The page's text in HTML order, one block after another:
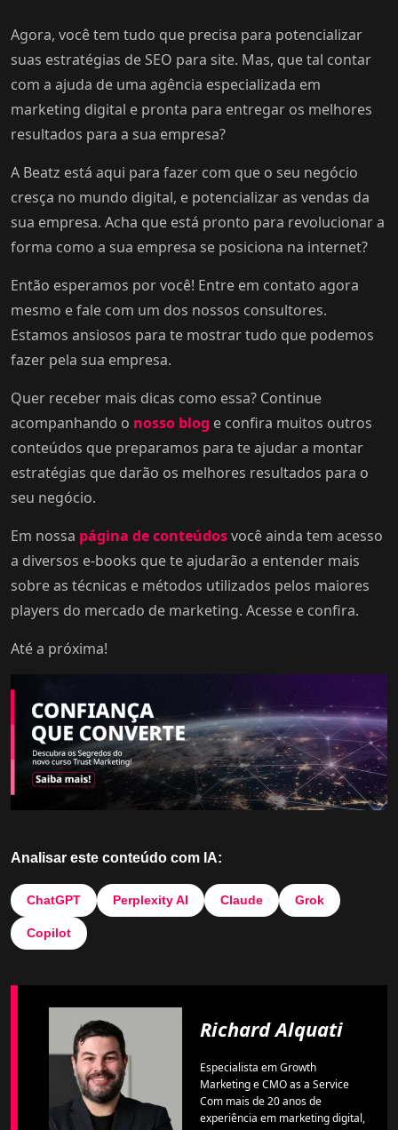
Agora, você tem tudo que precisa para potencializar
suas estratégias de SEO para site. Mas, que tal contar
com a ajuda de uma agência especializada em
marketing digital e pronta para entregar os melhores
resultados para a sua empresa?
A Beatz está aqui para fazer com que o seu negócio
cresça no mundo digital, e potencializar as vendas da
sua empresa. Acha que está pronto para revolucionar a
forma como a sua empresa se posiciona na internet?
Então esperamos por você! Entre em contato agora
mesmo e fale com um dos nossos consultores.
Estamos ansiosos para te mostrar tudo que podemos
fazer pela sua empresa.
Quer receber mais dicas como essa? Continue
acompanhando o nosso blog e confira muitos outros
conteúdos que preparamos para te ajudar a montar
estratégias que darão os melhores resultados para o
seu negócio.
Em nossa página de conteúdosvocê ainda tem acesso
a diversos e-books que te ajudarão a entender mais
sobre as técnicas e métodos utilizados pelos maiores
players do mercado de marketing. Acesse e confira.
Até a próxima!
Analisar este conteúdo com IA:
ChatGPT Perplexity AI Claude Grok
Copilot
Richard Alquati
Especialista em Growth
Marketing e CMO as a Service
Com mais de 20 anos de
experiência em marketing digital,